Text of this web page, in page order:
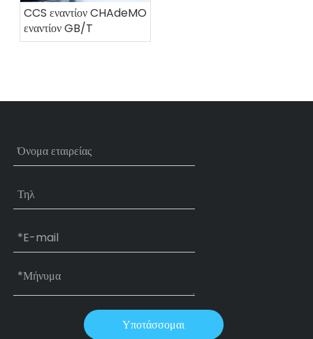
CCS εναντίον CHAdeMO
εναντίον GB/T
Υποτάσσομαι